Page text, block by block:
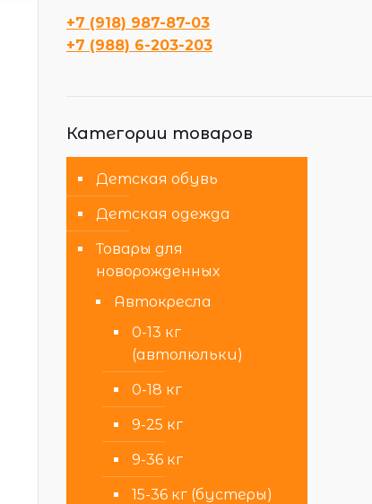
+7 (918) 987-87-03
+7 (988) 6-203-203
Категории товаров
Детская обувь
Детская одежда
Товары для
новорожденных
Автокресла
0-13 кг
(автолюльки)
0-18 кг
9-25 кг
9-36 кг
15-36 кг (бустеры)